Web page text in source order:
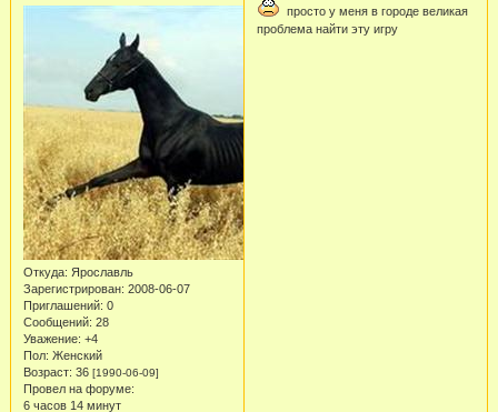
Откуда: Ярославль
Зарегистрирован: 2008-06-07
Приглашений: 0
Сообщений: 28
Уважение: +4
Пол: Женский
Возраст: 36 [1990-06-09]
Провел на форуме:
6 часов 14 минут
просто у меня в городе великая
проблема найти эту игру